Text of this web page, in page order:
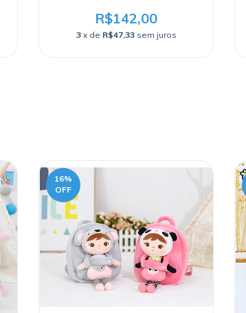
R$142,00
3 x de R$47,33 sem juros
16%
OFF